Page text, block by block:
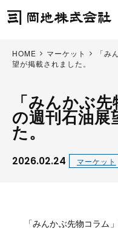
HOME マーケット
「み
望が掲載されました。
「みんかぶ
の週刊石油
た。
2026.02.24 マーケット
「みんかぶ先物コラム